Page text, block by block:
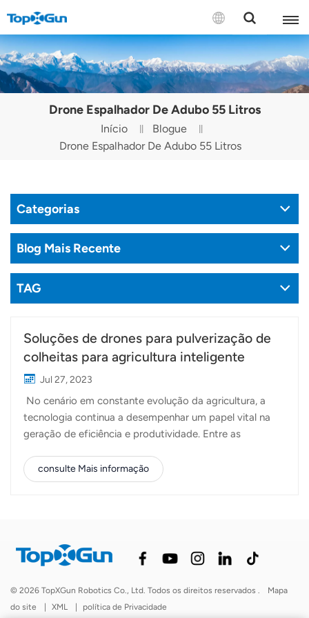
CONTATE-NOS
English
Español
Русский
Tiếng Việt
Drone Espalhador De Adubo 55 Litros
Início
Blogue
Drone Espalhador De Adubo 55 Litros
Categorias
Blog Mais Recente
TAG
Soluções de drones para pulverização de
colheitas para agricultura inteligente
Jul 27, 2023
No cenário em constante evolução da agricultura, a
tecnologia continua a desempenhar um papel vital na
geração de eficiência e produtividade. Entre as
agrícolas surgiram como ferramentas inestimáveis para
agricultores em todo o mundo. Além de seu papel na
tradicionais podem permanecer inalteradas, mas a
introdução da tecnologia aprimorou e complementou
vanguarda dessa transformação, oferecendo uma
consulte Mais informação
© 2026 TopXGun Robotics Co., Ltd. Todos os direitos reservados .
Mapa
do site
| XML | política de Privacidade